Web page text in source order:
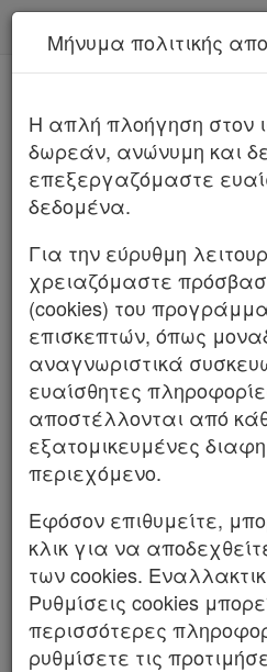
Χρήσιμα
Assistant
Νομολογία
Kodiko
Forum
Αναζήτηση
Νέα υπηρεσία Kodiko
Παρ.7 Άρθρο 46
Νόμος
Διαχρονική εξέλιξη
Νόμος
2023
03/2023
Μήνυμα πολιτικής
H απλή πλοήγηση στον
δωρεάν, ανώνυμη και
επεξεργαζόμαστε
δεδομένα.
Για την εύρυθμη
χρειαζόμαστε
(cookies) του
επισκεπτών, όπως
αναγνωριστικά
ευαίσθητες
αποστέλλονται από
εξατομικευμένες
περιεχόμενο.
Εφόσον επιθυμείτε,
κλικ για να
των cookies.
Ρυθμίσεις cookies
περισσότερες
ρυθμίσετε τις